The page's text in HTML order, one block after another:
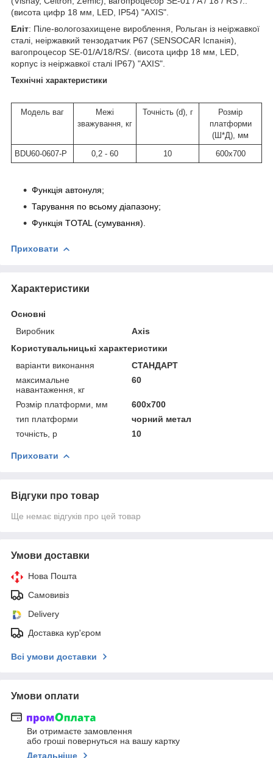
(висота цифр 18 мм, LED, IP54) "AXIS".
Еліт: Піле-вологозахищене вироблення, Рольган із неіржавкої
сталі, неіржавкий тензодатчик P67 (SENSOCAR Іспанія),
вагопроцесор SE-01/A/18/RS/. (висота цифр 18 мм, LED,
корпус із неіржавкої сталі IP67) "AXIS".
Технічні характеристики
Модель ваг
Межі
зважування, кг
Точність (d), г
Розмір
платформи
(Ш*Д), мм
BDU60-0607-Р
0,2 - 60 10 600x700
Функція автонуля;
Тарування по всьому діапазону;
Функція TOTAL (сумування).
Приховати
Характеристики
Основні
Виробник
Axis
Користувальницькі характеристики
варіанти виконання
СТАНДАРТ
максимальне
навантаження, кг
60
Розмір платформи, мм
600х700
тип платформи
чорний метал
точність, р
10
Приховати
Відгуки про товар
Ще немає відгуків про цей товар
Умови доставки
Нова Пошта
Самовивіз
Delivery
Доставка кур'єром
Всі умови доставки
Умови оплати
Ви отримаєте замовлення
або гроші повернуться на вашу картку
Детальніше